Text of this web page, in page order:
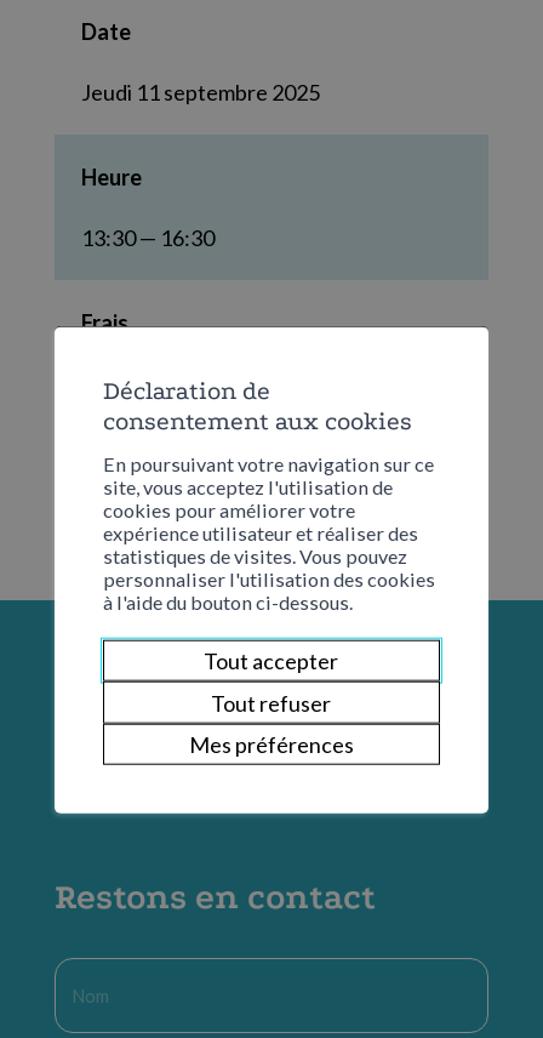
Date
Jeudi 11 septembre 2025
Heure
13:30 — 16:30
Frais
CHF 5.00 pour le transport
Restons en contact
Nom
Déclaration de
consentement aux cookies
En poursuivant votre navigation sur ce
site, vous acceptez l'utilisation de
cookies pour améliorer votre
expérience utilisateur et réaliser des
statistiques de visites. Vous pouvez
personnaliser l'utilisation des cookies
à l'aide du bouton ci-dessous.
Tout accepter
Tout refuser
Mes préférences